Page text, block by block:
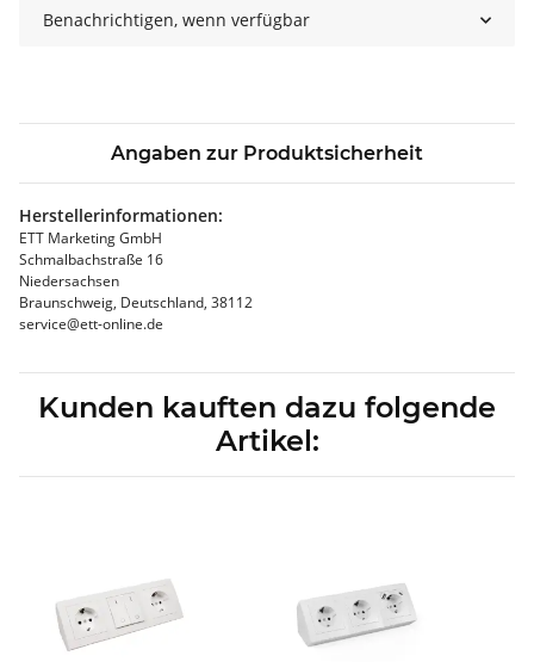
Benachrichtigen, wenn verfügbar
Angaben zur Produktsicherheit
Herstellerinformationen:
ETT Marketing GmbH
Schmalbachstraße 16
Niedersachsen
Braunschweig, Deutschland, 38112
service@ett-online.de
Kunden kauften dazu folgende
Artikel: